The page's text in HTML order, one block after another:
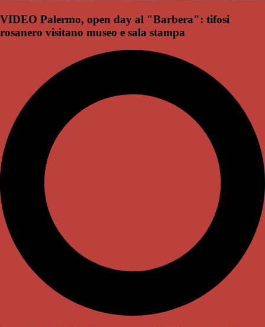
VIDEO Palermo, open day al "Barbera": tifosi
rosanero visitano museo e sala stampa